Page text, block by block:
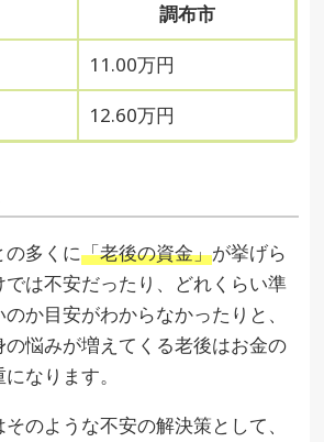
調布市
11.00万円
12.60万円
の多くに「老後の資金」が挙げら
は不安だったり、どれくらい準
か目安がわからなかったりと、
悩みが増えてくる老後はお金の
なります。
のような不安の解決策として、